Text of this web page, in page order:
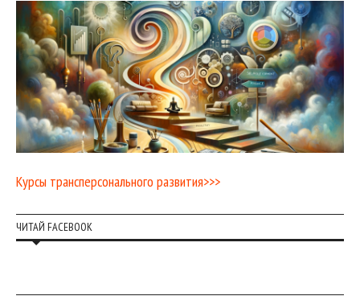
Курсы трансперсонального развития>>>
ЧИТАЙ FACEBOOK